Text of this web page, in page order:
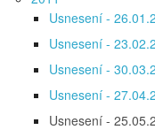
Usnesení -
Usnesení -
Usnesení -
Usnesení -
Usnesení -